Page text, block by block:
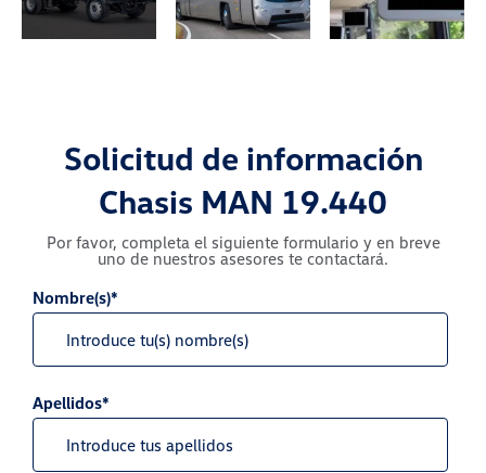
Solicitud de información
Chasis MAN 19.440
Por favor, completa el siguiente formulario y en breve
uno de nuestros asesores te contactará.
Nombre(s)*
Apellidos*